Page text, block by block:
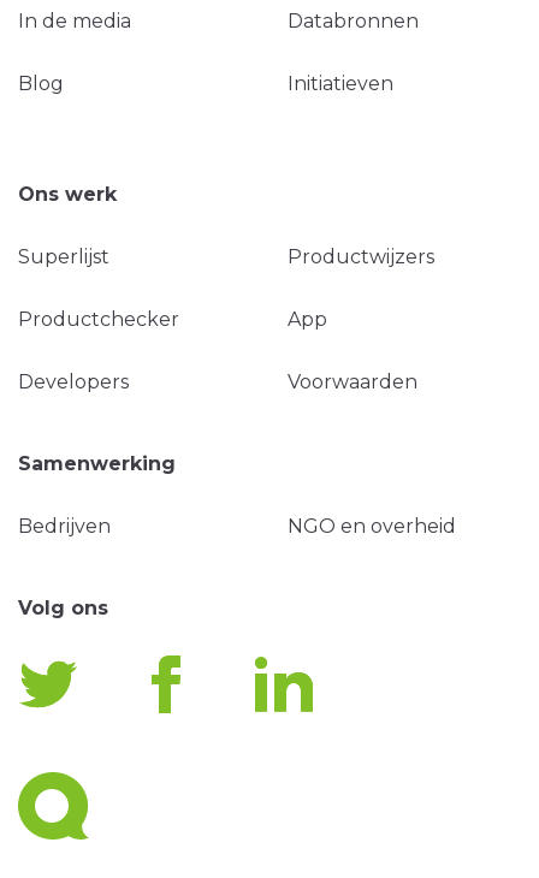
In de media Databronnen
Blog Initiatieven
Ons werk
Superlijst Productwijzers
Productchecker App
Developers Voorwaarden
Samenwerking
Bedrijven NGO en overheid
Volg ons